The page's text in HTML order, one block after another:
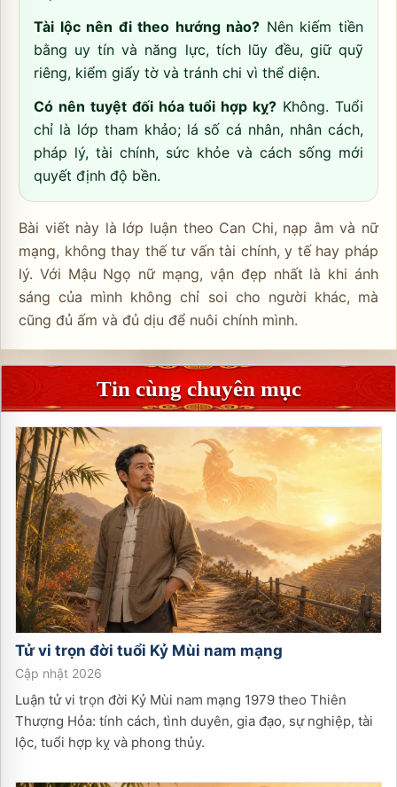
Tài lộc nên đi theo hướng nào? Nên kiếm tiền
bằng uy tín và năng lực, tích lũy đều, giữ quỹ
riêng, kiểm giấy tờ và tránh chi vì thể diện.
Có nên tuyệt đối hóa tuổi hợp kỵ? Không. Tuổi
chỉ là lớp tham khảo; lá số cá nhân, nhân cách,
pháp lý, tài chính, sức khỏe và cách sống mới
quyết định độ bền.
Bài viết này là lớp luận theo Can Chi, nạp âm và nữ
mạng, không thay thế tư vấn tài chính, y tế hay pháp
lý. Với Mậu Ngọ nữ mạng, vận đẹp nhất là khi ánh
sáng của mình không chỉ soi cho người khác, mà
cũng đủ ấm và đủ dịu để nuôi chính mình.
Tin cùng chuyên mục
Tử vi trọn đời tuổi Kỷ Mùi nam mạng
Cập nhật 2026
Luận tử vi trọn đời Kỷ Mùi nam mạng 1979 theo Thiên
Thượng Hỏa: tính cách, tình duyên, gia đạo, sự nghiệp, tài
lộc, tuổi hợp kỵ và phong thủy.